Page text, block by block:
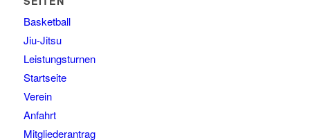
Basketball
Jiu-Jitsu
Leistungsturnen
Startseite
Verein
Anfahrt
Mitgliederantrag